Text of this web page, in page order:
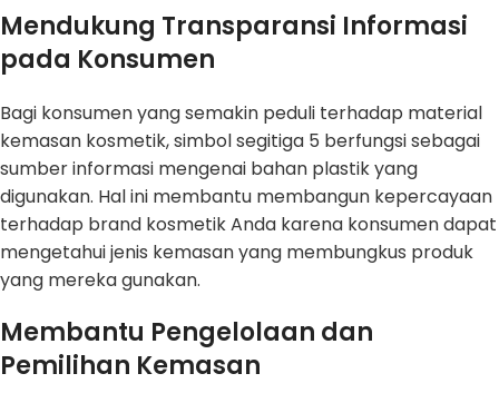
Mendukung Transparansi Informasi
pada Konsumen
Bagi konsumen yang semakin peduli terhadap material
kemasan kosmetik, simbol segitiga 5 berfungsi sebagai
sumber informasi mengenai bahan plastik yang
digunakan. Hal ini membantu membangun kepercayaan
terhadap brand kosmetik Anda karena konsumen dapat
mengetahui jenis kemasan yang membungkus produk
yang mereka gunakan.
Membantu Pengelolaan dan
Pemilihan Kemasan